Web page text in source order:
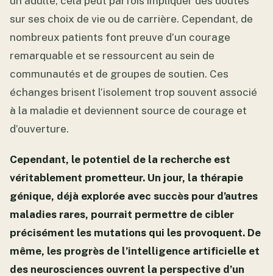
sur ses choix de vie ou de carrière. Cependant, de
nombreux patients font preuve d’un courage
remarquable et se ressourcent au sein de
communautés et de groupes de soutien. Ces
échanges brisent l’isolement trop souvent associé
à la maladie et deviennent source de courage et
d’ouverture.
Cependant, le potentiel de la recherche est
véritablement prometteur. Un jour, la thérapie
génique, déjà explorée avec succès pour d’autres
maladies rares, pourrait permettre de cibler
précisément les mutations qui les provoquent. De
même, les progrès de l’intelligence artificielle et
des neurosciences ouvrent la perspective d’un